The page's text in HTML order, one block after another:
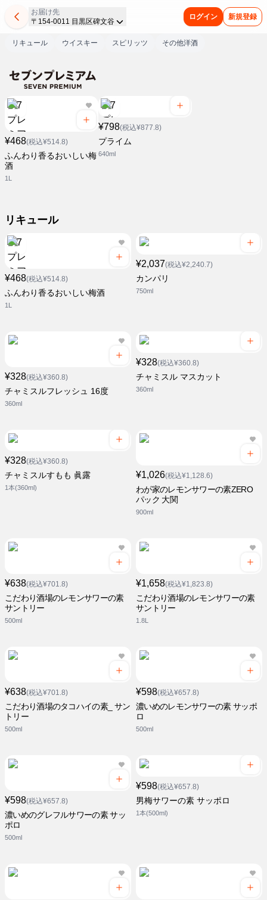
お届け先
〒154-0011 目黒区碑文谷
ログイン 新規登録
リキュール ウイスキー スピリッツ その他洋酒
¥468(税込¥514.8)
ふんわり香るおいしい梅
酒
1L
¥798(税込¥877.8)
プライム
640ml
リキュール
¥468(税込¥514.8)
ふんわり香るおいしい梅酒
1L
¥2,037(税込¥2,240.7)
カンパリ
750ml
¥328(税込¥360.8)
チャミスルフレッシュ 16度
360ml
¥328(税込¥360.8)
チャミスル マスカット
360ml
¥328(税込¥360.8)
チャミスルすもも 眞露
1本(360ml)
¥1,026(税込¥1,128.6)
わが家のレモンサワーの素ZERO
パック 大関
900ml
¥638(税込¥701.8)
こだわり酒場のレモンサワーの素
サントリー
500ml
¥1,658(税込¥1,823.8)
こだわり酒場のレモンサワーの素
サントリー
1.8L
¥638(税込¥701.8)
こだわり酒場のタコハイの素_ サン
トリー
500ml
¥598(税込¥657.8)
濃いめのレモンサワーの素 サッポ
ロ
500ml
¥598(税込¥657.8)
濃いめのグレフルサワーの素 サッ
ポロ
500ml
¥598(税込¥657.8)
男梅サワーの素 サッポロ
1本(500ml)